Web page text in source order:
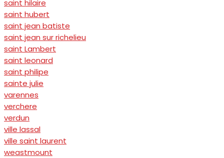
saint hilaire
saint hubert
saint jean batiste
saint jean sur richelieu
saint Lambert
saint leonard
saint philipe
sainte julie
varennes
verchere
verdun
ville lassal
ville saint laurent
weastmount